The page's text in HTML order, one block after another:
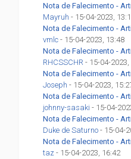
Nota de Falecimento -
Mayruh - 15-04-2023,
Nota de Falecimento -
vmlc - 15-04-2023, 13:48
Nota de Falecimento -
RHCSSCHR - 15-04-2023,
Nota de Falecimento -
Joseph - 15-04-2023,
Nota de Falecimento -
johnny-sasaki - 15-04-
Nota de Falecimento -
Duke de Saturno - 15-04-
Nota de Falecimento -
taz - 15-04-2023, 16:42